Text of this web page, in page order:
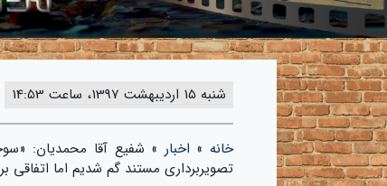
شنبه 15 اردیبهشت 1397، ساعت 14:53
خانه» اخبار » شفیع آقا محمدیان:
تصویربرداری مستند گم شدیم اما اتفاقی